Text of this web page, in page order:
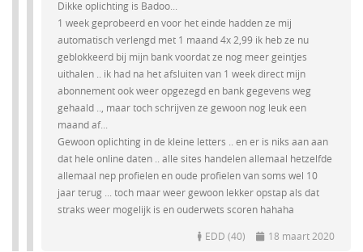
Dikke oplichting is Badoo...
1 week geprobeerd en voor het einde hadden ze mij
automatisch verlengd met 1 maand 4x 2,99 ik heb ze nu
geblokkeerd bij mijn bank voordat ze nog meer geintjes
uithalen .. ik had na het afsluiten van 1 week direct mijn
abonnement ook weer opgezegd en bank gegevens weg
gehaald .., maar toch schrijven ze gewoon nog leuk een
maand af...
Gewoon oplichting in de kleine letters .. en er is niks aan aan
dat hele online daten .. alle sites handelen allemaal hetzelfde
allemaal nep profielen en oude profielen van soms wel 10
jaar terug ... toch maar weer gewoon lekker opstap als dat
straks weer mogelijk is en ouderwets scoren hahaha
EDD (40) 18 maart 2020